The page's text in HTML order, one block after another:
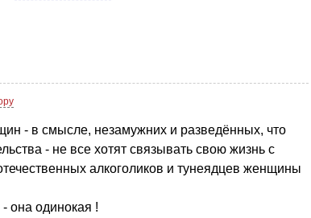
- в смысле, незамужних и разведённых, что
- не все хотят связывать свою жизнь с
алкоголиков и тунеядцев женщины
она одинокая !